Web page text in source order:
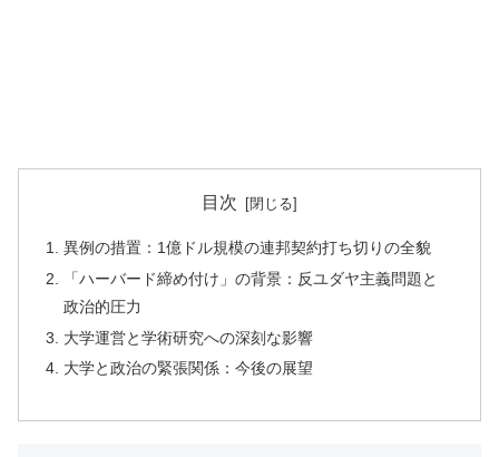
目次
異例の措置：1億ドル規模の連邦契約打ち切りの全貌
「ハーバード締め付け」の背景：反ユダヤ主義問題と
政治的圧力
大学運営と学術研究への深刻な影響
大学と政治の緊張関係：今後の展望